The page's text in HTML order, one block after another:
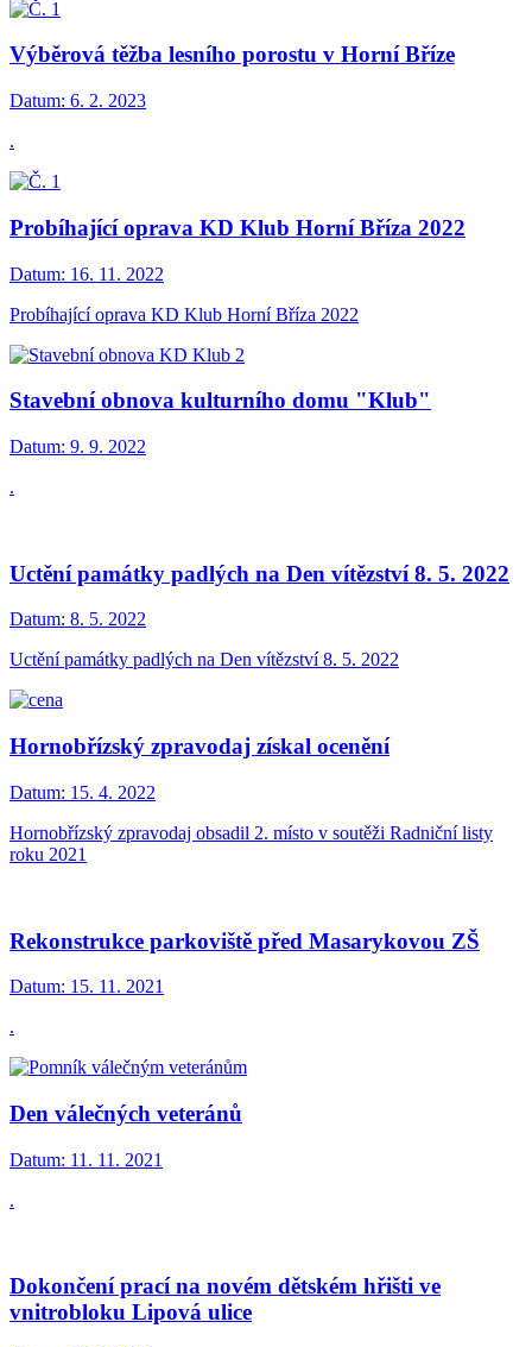
Výběrová těžba lesního porostu v Horní Bříze
Datum: 6. 2. 2023
.
Probíhající oprava KD Klub Horní Bříza 2022
Datum: 16. 11. 2022
Probíhající oprava KD Klub Horní Bříza 2022
Stavební obnova kulturního domu "Klub"
Datum: 9. 9. 2022
.
Uctění památky padlých na Den vítězství 8. 5. 2022
Datum: 8. 5. 2022
Uctění památky padlých na Den vítězství 8. 5. 2022
Hornobřízský zpravodaj získal ocenění
Datum: 15. 4. 2022
Hornobřízský zpravodaj obsadil 2. místo v soutěži Radniční listy
roku 2021
Rekonstrukce parkoviště před Masarykovou ZŠ
Datum: 15. 11. 2021
.
Den válečných veteránů
Datum: 11. 11. 2021
.
Dokončení prací na novém dětském hřišti ve
vnitrobloku Lipová ulice